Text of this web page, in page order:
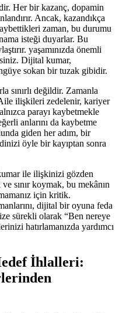
Her bir kazanç, dopamin
Ancak, kazandıkça
zaman, bu durumu
isteği duyarlar. Bu
yaşamınızda önemli
Dijital kumar,
sokan bir tuzak gibidir.
sınırlı değildir. Zamanla
ilişkileri zedelenir, kariyer
parayı kaybetmekle
anlarını da kaybetme
giden her adım, bir
öyle bir kayıptan sonra
ile ilişkinizi gözden
sınır koymak, bu mekânın
için kritik.
dijital bir oyuna feda
sürekli olarak “Ben nereye
hatırlamanızda yardımcı
İhlalleri: